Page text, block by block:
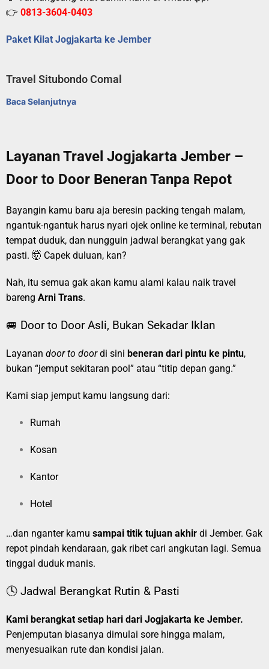
👉 0813-3604-0403
Paket Kilat Jogjakarta ke Jember
Travel Situbondo Comal
Baca Selanjutnya
Layanan Travel Jogjakarta Jember –
Door to Door Beneran Tanpa Repot
Bayangin kamu baru aja beresin packing tengah malam,
ngantuk-ngantuk harus nyari ojek online ke terminal, rebutan
tempat duduk, dan nungguin jadwal berangkat yang gak
pasti. 🤯 Capek duluan, kan?
Nah, itu semua gak akan kamu alami kalau naik travel
bareng Arni Trans.
🚐 Door to Door Asli, Bukan Sekadar Iklan
Layanan door to doordi sini beneran dari pintu ke pintu,
bukan “jemput sekitaran pool” atau “titip depan gang.”
Kami siap jemput kamu langsung dari:
Rumah
Kosan
Kantor
Hotel
…dan nganter kamu sampai titik tujuan akhir di Jember. Gak
repot pindah kendaraan, gak ribet cari angkutan lagi. Semua
tinggal duduk manis.
🕓 Jadwal Berangkat Rutin & Pasti
Kami berangkat setiap hari dari Jogjakarta ke Jember.
Penjemputan biasanya dimulai sore hingga malam,
menyesuaikan rute dan kondisi jalan.